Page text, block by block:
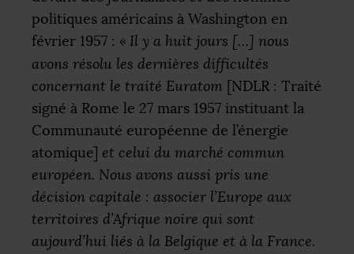
politiques américains à Washington en
février 1957 : « Il y a huit jours […] nous
avons résolu les dernières difficultés
concernant le traité Euratom [NDLR : Traité
signé à Rome le 27 mars 1957 instituant la
Communauté européenne de l’énergie
atomique] et celui du marché commun
européen. Nous avons aussi pris une
décision capitale : associer l’Europe aux
territoires d’Afrique noire qui sont
aujourd’hui liés à la Belgique et à la France.